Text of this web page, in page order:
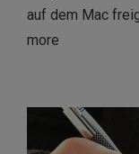
auf dem Mac
more